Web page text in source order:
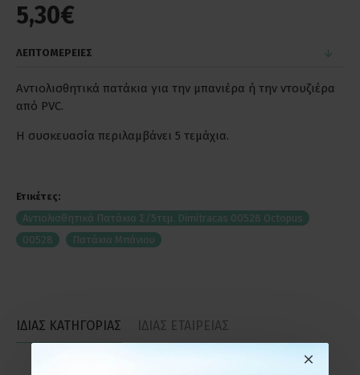
5,30€
ΛΕΠΤΟΜΕΡΕΙΕΣ
Αντιολισθητικά πατάκια για την μπανιέρα ή την ντουζιέρα
από PVC.
Η συσκευασία περιλαμβάνει 5 τεμάχια.
Ετικέτες:
Αντιολισθητικά Πατάκια Σ/5τεμ. Dimitracas 00528 Octopus
00528
Πατάκια Μπάνιου
ΙΔΙΑΣ ΚΑΤΗΓΟΡΙΑΣ ΙΔΙΑΣ ΕΤΑΙΡΕΙΑΣ